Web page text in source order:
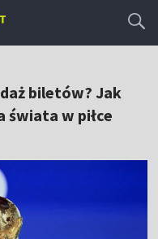
biletów? Jak
w piłce